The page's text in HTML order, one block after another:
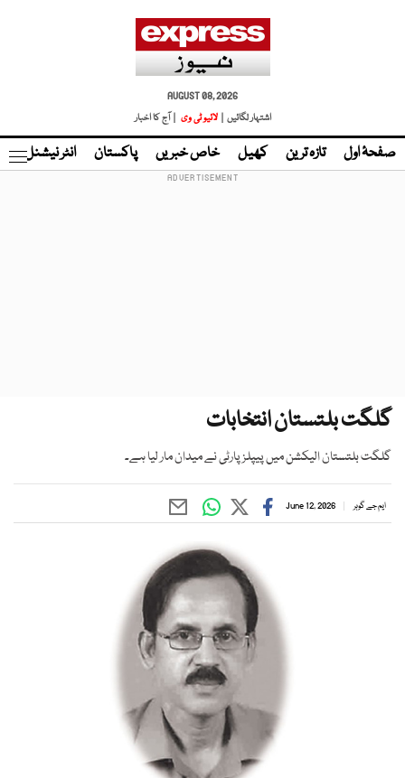
AUGUST 08, 2026
اشتہار لگائیں |
لائیو ٹی وی | آج کا اخبار
صفحۂ اول تازہ ترین کھیل خاص خبریں پاکستان انٹر نیشنل
گلگت بلتستان انتخابات
گلگت بلتستان الیکشن میں پیپلز پارٹی نے میدان مار لیا ہے۔
ایم جے گوہر June 12, 2026